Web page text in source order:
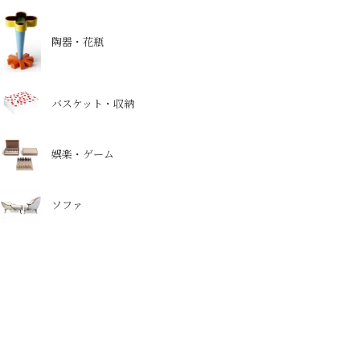
陶器・花瓶
バスケット・収納
娯楽・ゲーム
ソファ